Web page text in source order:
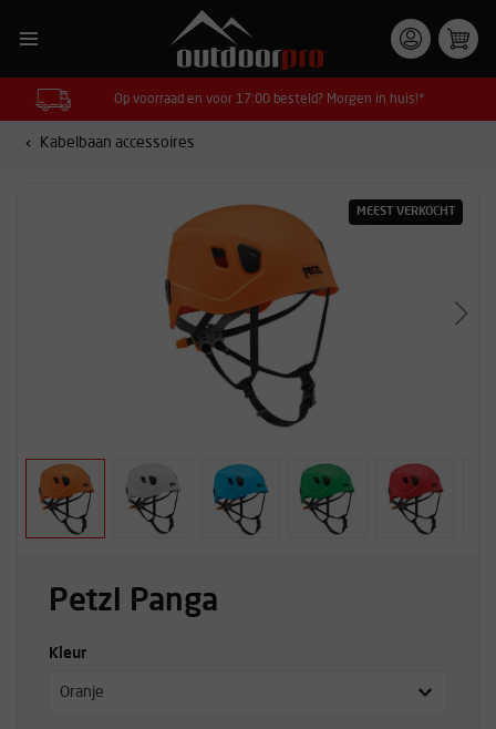
Op voorraad en voor 17:00 besteld? Morgen in huis!*
Kabelbaan accessoires
MEEST VERKOCHT
Petzl Panga
Kleur
Oranje